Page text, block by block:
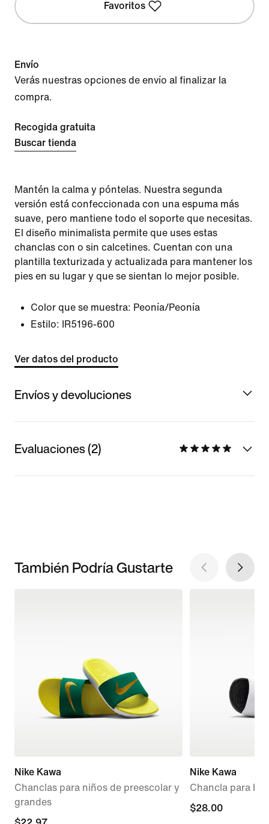
Favoritos
Envío
Verás nuestras opciones de envío al finalizar la
compra.
Recogida gratuita
Buscar tienda
Mantén la calma y póntelas. Nuestra segunda
versión está confeccionada con una espuma más
suave, pero mantiene todo el soporte que necesitas.
El diseño minimalista permite que uses estas
chanclas con o sin calcetines. Cuentan con una
plantilla texturizada y actualizada para mantener los
pies en su lugar y que se sientan lo mejor posible.
Color que se muestra: Peonía/Peonía
Estilo:
IR5196-600
Ver datos del producto
Envíos y devoluciones
Evaluaciones (2)
También Podría Gustarte
Nike Kawa
Chanclas para niños de preescolar y
grandes
Nike Kawa
Chancla para
$28.00
$28.00